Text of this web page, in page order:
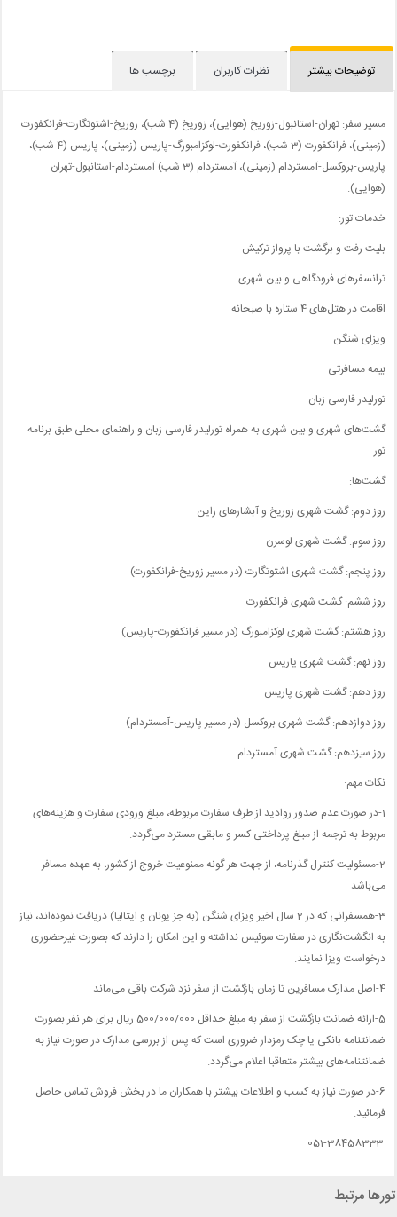
توضیحات بیشتر نظرات کاربران برچسب ها
مسیر سفر: تهران-استانبول-زوریخ (هوایی)، زوریخ (4 شب)، زوریخ-اشتوتگارت-فرانکفورت
(زمینی)، فرانکفورت (3 شب)، فرانکفورت-لوکزامبورگ-پاریس (زمینی)، پاریس (4 شب)،
پاریس-بروکسل-آمستردام (زمینی)، آمستردام (3 شب) آمستردام-استانبول-تهران
(هوایی).
خدمات تور:
بلیت رفت و برگشت با پرواز ترکیش
ترانسفرهای فرودگاهی و بین شهری
اقامت در هتل‌های 4 ستاره با صبحانه
ویزای شنگن
بیمه مسافرتی
تورلیدر فارسی زبان
گشت‌های شهری و بین شهری به همراه تورلیدر فارسی زبان و راهنمای محلی طبق برنامه
تور.
گشت‌ها:
روز دوم: گشت شهری زوریخ و آبشارهای راین
روز سوم: گشت شهری لوسرن
روز پنجم: گشت شهری اشتوتگارت (در مسیر زوریخ-فرانکفورت)
روز ششم: گشت شهری فرانکفورت
روز هشتم: گشت شهری لوکزامبورگ (در مسیر فرانکفورت-پاریس)
روز نهم: گشت شهری پاریس
روز دهم: گشت شهری پاریس
روز دوازدهم: گشت شهری بروکسل (در مسیر پاریس-آمستردام)
روز سیزدهم: گشت شهری آمستردام
نکات مهم:
1-در صورت عدم صدور روادید از طرف سفارت مربوطه، مبلغ ورودی سفارت و هزینه‌های
مربوط به ترجمه از مبلغ پرداختی کسر و مابقی مسترد می‌گردد.
2-مسئولیت کنترل گذرنامه، از جهت هر گونه ممنوعیت خروج از کشور، به عهده مسافر
می‌باشد.
3-همسفرانی که در 2 سال اخیر ویزای شنگن (به جز یونان و ایتالیا) دریافت نموده‌اند، نیاز
به انگشت‌نگاری در سفارت سوئیس نداشته و این امکان را دارند که بصورت غیرحضوری
درخواست ویزا نمایند.
4-اصل مدارک مسافرین تا زمان بازگشت از سفر نزد شرکت باقی می‌ماند.
5-ارائه ضمانت بازگشت از سفر به مبلغ حداقل 500/000/000 ریال برای هر نفر بصورت
ضمانتنامه بانکی یا چک رمزدار ضروری است که پس از بررسی مدارک در صورت نیاز به
ضمانتنامه‌های بیشتر متعاقبا اعلام می‌گردد.
6-در صورت نیاز به کسب و اطلاعات بیشتر با همکاران ما در بخش فروش تماس حاصل
فرمائید.
تورها مرتبط